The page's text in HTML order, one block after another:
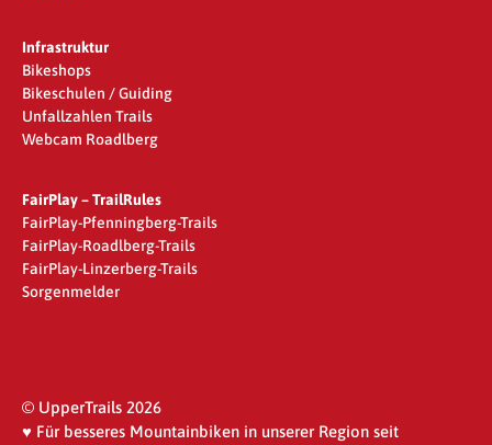
Infrastruktur
Bikeshops
Bikeschulen / Guiding
Unfallzahlen Trails
Webcam Roadlberg
FairPlay – TrailRules
FairPlay-Pfenningberg-Trails
FairPlay-Roadlberg-Trails
FairPlay-Linzerberg-Trails
Sorgenmelder
© UpperTrails 2026
♥ Für besseres Mountainbiken in unserer Region seit